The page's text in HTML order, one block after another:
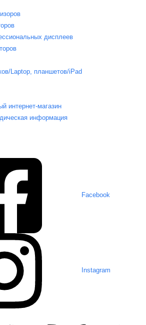
дисплеев
Laptop, планшетов/iPаd
интернет-магазин
информация
Facebook
Instagram